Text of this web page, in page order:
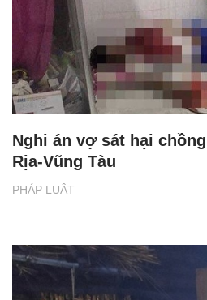
PHÁP LUẬT
Nghi án vợ sát hại
Rịa-Vũng Tàu